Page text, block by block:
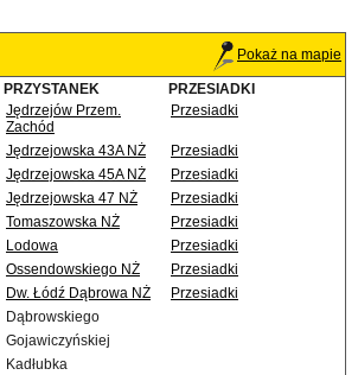
Pokaż na mapie
PRZYSTANEK
PRZESIADKI
Jędrzejów Przem.
Zachód
Przesiadki
Jędrzejowska 43A NŻ
Przesiadki
Jędrzejowska 45A NŻ
Przesiadki
Jędrzejowska 47 NŻ
Przesiadki
Tomaszowska NŻ
Przesiadki
Lodowa
Przesiadki
Ossendowskiego NŻ
Przesiadki
Dw. Łódź Dąbrowa NŻ
Przesiadki
Dąbrowskiego
Gojawiczyńskiej
Kadłubka